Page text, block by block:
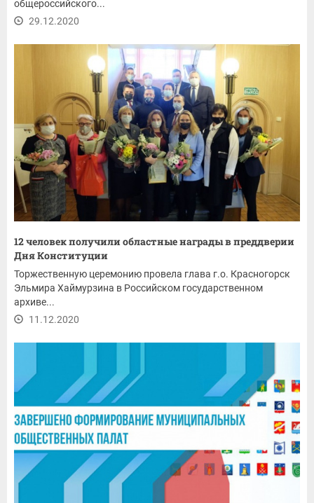
общероссийского...
29.12.2020
12 человек получили областные награды в преддверии
Дня Конституции
Торжественную церемонию провела глава г.о. Красногорск
Эльмира Хаймурзина в Российском государственном
архиве...
11.12.2020